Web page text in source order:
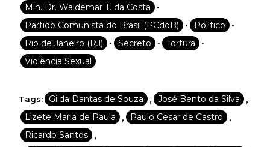
Min. Dr. Waldemar T. da Costa •
Partido Comunista do Brasil (PCdoB) • Político •
Rio de Janeiro (RJ) • Secreto • Tortura •
Violência Sexual
Tags: Gilda Dantas de Souza , José Bento da Silva ,
Lizete Maria de Paula , Paulo Cesar de Castro ,
Ricardo Santos ,